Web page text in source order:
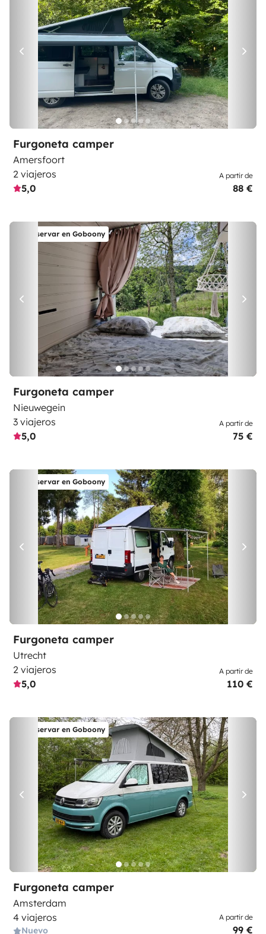
Furgoneta camper
Amersfoort
2 viajeros
5,0
A partir de
88 €
Reservar en Goboony
Furgoneta camper
Nieuwegein
3 viajeros
5,0
A partir de
75 €
Reservar en Goboony
Furgoneta camper
Utrecht
2 viajeros
5,0
A partir de
110 €
Reservar en Goboony
Furgoneta camper
Amsterdam
4 viajeros
Nuevo
A partir de
99 €